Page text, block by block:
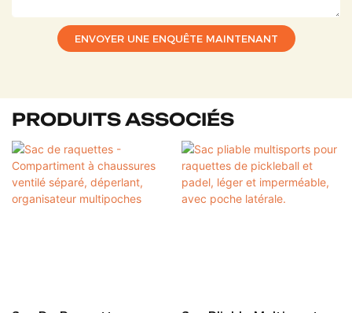
ENVOYER UNE ENQUÊTE MAINTENANT
PRODUITS ASSOCIÉS